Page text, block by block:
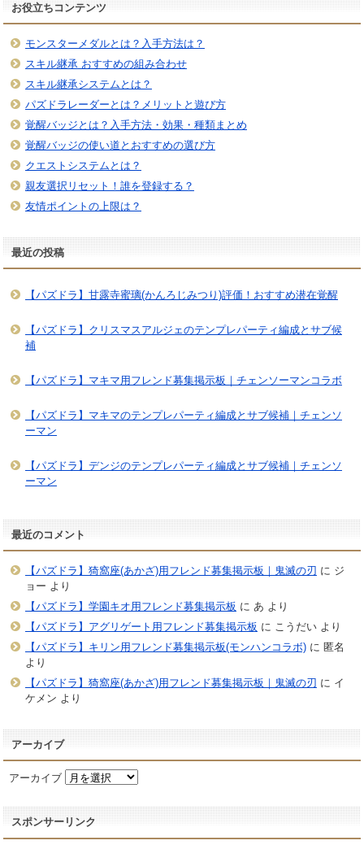
お役立ちコンテンツ
モンスターメダルとは？入手方法は？
スキル継承 おすすめの組み合わせ
スキル継承システムとは？
パズドラレーダーとは？メリットと遊び方
覚醒バッジとは？入手方法・効果・種類まとめ
覚醒バッジの使い道とおすすめの選び方
クエストシステムとは？
親友選択リセット！誰を登録する？
友情ポイントの上限は？
最近の投稿
【パズドラ】甘露寺蜜璃(かんろじみつり)評価！おすすめ潜在覚醒
【パズドラ】クリスマスアルジェのテンプレパーティ編成とサブ候
補
【パズドラ】マキマ用フレンド募集掲示板｜チェンソーマンコラボ
【パズドラ】マキマのテンプレパーティ編成とサブ候補｜チェンソ
ーマン
【パズドラ】デンジのテンプレパーティ編成とサブ候補｜チェンソ
ーマン
最近のコメント
【パズドラ】猗窩座(あかざ)用フレンド募集掲示板｜鬼滅の刃 に ジ
ョー より
【パズドラ】学園キオ用フレンド募集掲示板 に あ より
【パズドラ】アグリゲート用フレンド募集掲示板 に こうだいより
【パズドラ】キリン用フレンド募集掲示板(モンハンコラボ)に 匿名
より
【パズドラ】猗窩座(あかざ)用フレンド募集掲示板｜鬼滅の刃 に イ
ケメン より
アーカイブ
アーカイブ
スポンサーリンク